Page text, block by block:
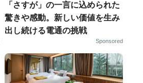
「さすが」の一言に込められた
驚きや感動。新しい価値を生み
出し続ける電通の挑戦
Sponsored